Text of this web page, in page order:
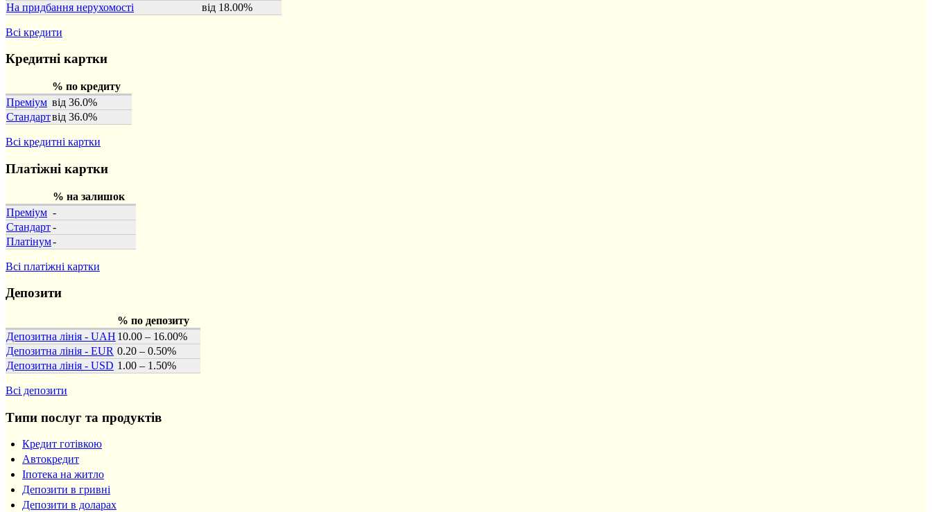
На придбання нерухомості
від 18.00%
Всі кредити
Кредитні картки
% по кредиту
Преміум від 36.0%
Стандартвід 36.0%
Всі кредитні картки
Платіжні картки
% на залишок
Преміум -
Стандарт-
Платінум-
Всі платіжні картки
Депозити
% по депозиту
Депозитна лінія - UAH 10.00 – 16.00%
Депозитна лінія - EUR 0.20 – 0.50%
Депозитна лінія - USD 1.00 – 1.50%
Всі депозити
Типи послуг та продуктів
Кредит готівкою
Автокредит
Іпотека на житло
Депозити в гривні
Депозити в доларах